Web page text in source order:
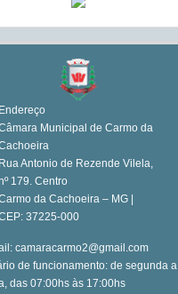
Endereço
Municipal de Carmo da
Rua Antonio de Rezende Vilela,
179. Centro
da Cachoeira – MG |
37225-000
camaracarmo2@gmail.com
de funcionamento: de segunda a
das 07:00hs às 17:00hs